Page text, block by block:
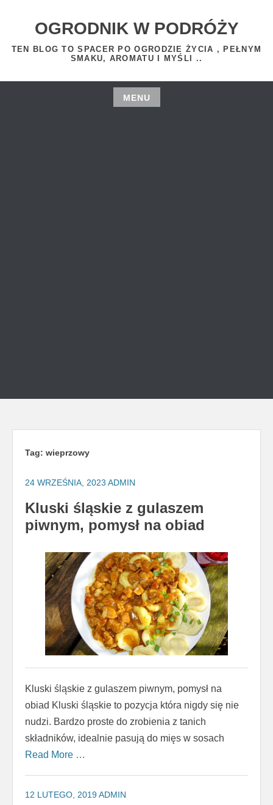
OGRODNIK W PODRÓŻY
TEN BLOG TO SPACER PO OGRODZIE ŻYCIA , PEŁNYM
SMAKU, AROMATU I MYŚLI ..
MENU
Tag: wieprzowy
24 WRZEŚNIA, 2023 ADMIN
Kluski śląskie z gulaszem
piwnym, pomysł na obiad
Kluski śląskie z gulaszem piwnym, pomysł na
obiad Kluski śląskie to pozycja która nigdy się nie
nudzi. Bardzo proste do zrobienia z tanich
składników, idealnie pasują do mięs w sosach
Read More …
12 LUTEGO, 2019ADMIN